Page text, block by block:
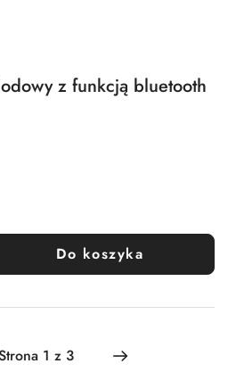
z funkcją bluetooth
Do koszyka